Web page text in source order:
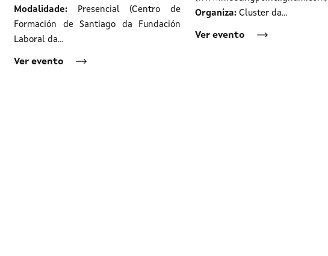
Modalidade: Presencial (Centro de
Formación de Santiago da Fundación
Laboral da…
Ver evento
Organiza: Cluster da…
Ver evento